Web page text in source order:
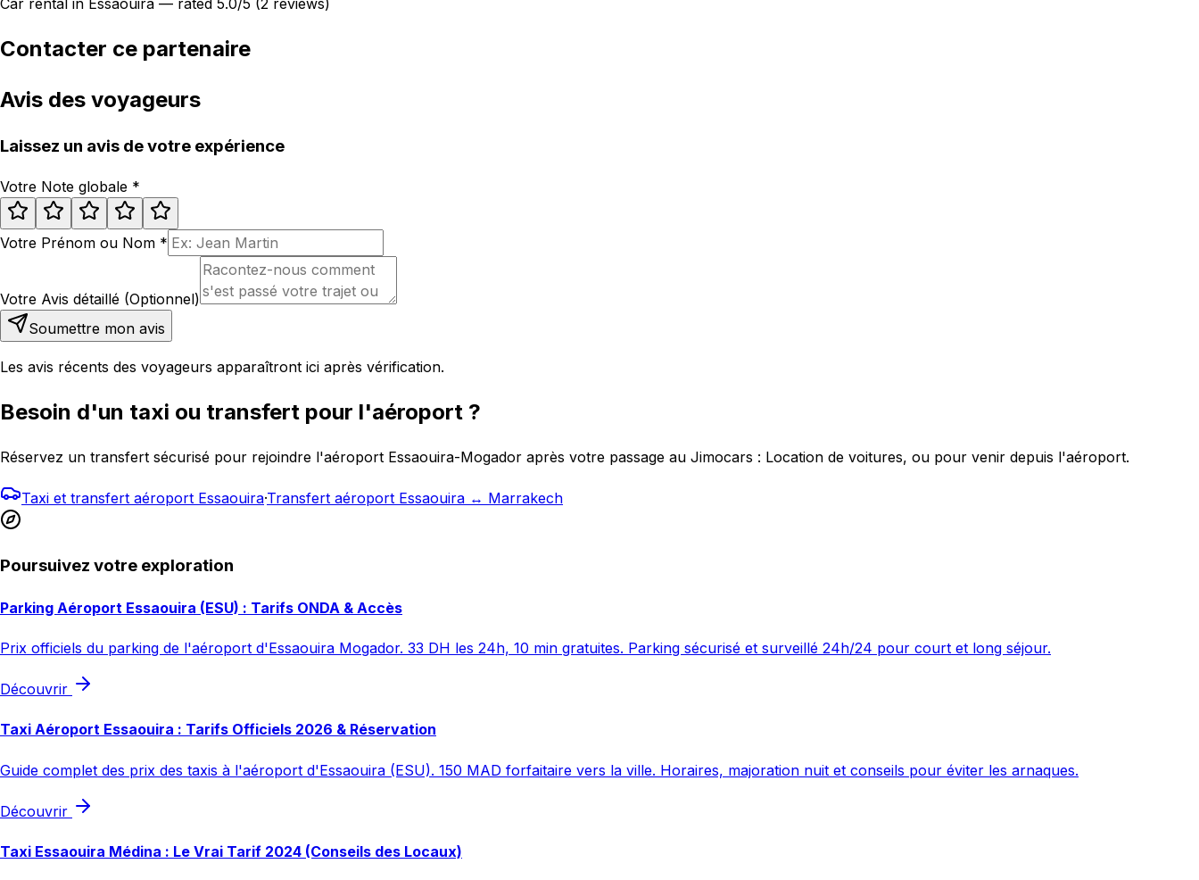
Contacter ce partenaire
Avis des voyageurs
Laissez un avis de votre expérience
Votre Note globale *
Votre Prénom ou Nom *
Votre Avis détaillé (Optionnel)
Soumettre mon avis
Les avis récents des voyageurs apparaîtront ici après vérification.
Besoin d'un taxi ou transfert pour l'aéroport ?
Réservez un transfert sécurisé pour rejoindre l'aéroport Essaouira-Mogador après votre passage au Jimocars : Location de voitures, ou pour venir depuis l'aéroport.
Taxi et transfert aéroport Essaouira·Transfert aéroport Essaouira ↔ Marrakech
Poursuivez votre exploration
Parking Aéroport Essaouira (ESU) : Tarifs ONDA & Accès
Prix officiels du parking de l'aéroport d'Essaouira Mogador. 33 DH les 24h, 10 min gratuites. Parking sécurisé et surveillé 24h/24 pour court et long séjour.
Découvrir
Taxi Aéroport Essaouira : Tarifs Officiels 2026 & Réservation
Guide complet des prix des taxis à l'aéroport d'Essaouira (ESU). 150 MAD forfaitaire vers la ville. Horaires, majoration nuit et conseils pour éviter les arnaques.
Découvrir
Taxi Essaouira Médina : Le Vrai Tarif 2024 (Conseils des Locaux)